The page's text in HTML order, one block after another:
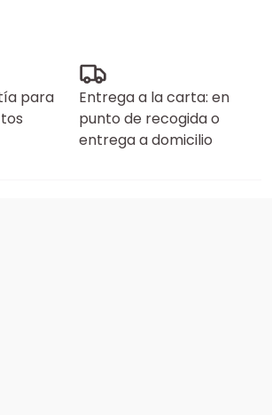
para
Entrega a la carta: en
punto de recogida o
entrega a domicilio